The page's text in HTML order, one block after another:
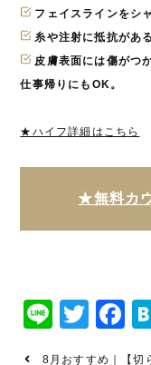
フェイスラインをシ
糸や注射に抵抗があ
皮膚表面には傷がつ
仕事帰りにもOK。
★ハイフ詳細はこちら
★無料カ
Line
8月おすすめ｜【切